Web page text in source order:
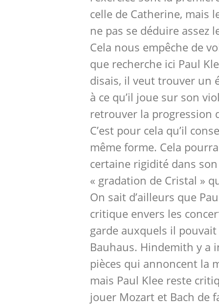
celle de Catherine, mais
ne pas se déduire assez
Cela nous empêche de
que recherche ici Paul
disais, il veut trouver un
à ce qu’il joue sur son
retrouver la progression
C’est pour cela qu’il
même forme. Cela
certaine rigidité dans
« gradation de Cristal »
On sait d’ailleurs que
critique envers les
garde auxquels il
Bauhaus. Hindemith y a
pièces qui annoncent la
mais Paul Klee reste
jouer Mozart et Bach de